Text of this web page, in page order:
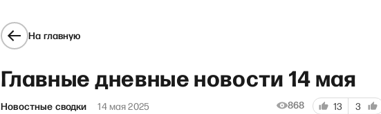
На главную
Главные дневные новости 14 мая
Новостные сводки 14 мая 2025 868 13 3